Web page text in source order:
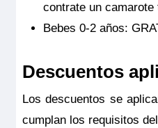
contrate un camarote
Bebes 0-2 años:
Descuentos
Los descuentos se
cumplan los requisitos